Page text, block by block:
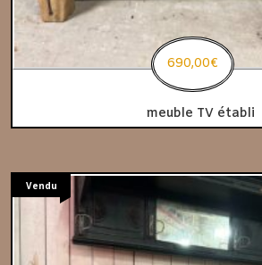
meuble TV établi
690,00€
Vendu